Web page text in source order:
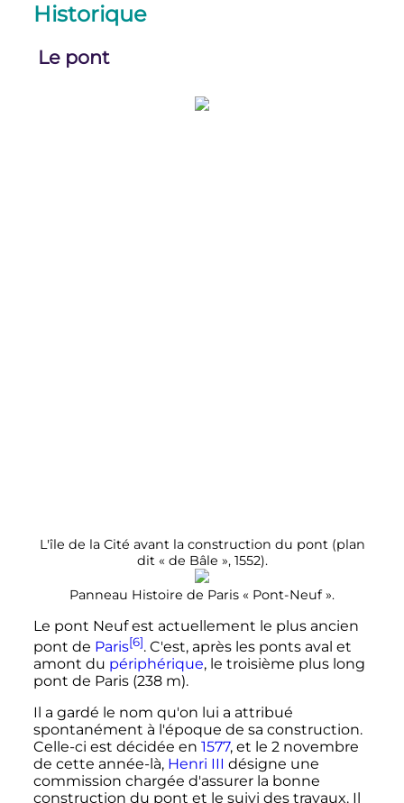
Historique
Le pont
L'île de la Cité avant la construction du pont (plan
dit « de Bâle », 1552).
Panneau Histoire de Paris « Pont-Neuf ».
Le pont Neuf est actuellement le plus ancien
pont de Paris[6]. C'est, après les ponts aval et
amont du périphérique, le troisième plus long
pont de Paris (238 m).
Il a gardé le nom qu'on lui a attribué
spontanément à l'époque de sa construction.
Celle-ci est décidée en 1577, et le 2 novembre
de cette année-là, Henri III désigne une
commission chargée d'assurer la bonne
construction du pont et le suivi des travaux. Il